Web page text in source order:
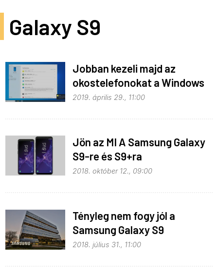
Galaxy S9
Jobban kezeli majd az
okostelefonokat a Windows
10
2019. április 29., 11:00
Jön az MI A Samsung Galaxy
S9-re és S9+ra
2018. október 12., 09:00
Tényleg nem fogy jól a
Samsung Galaxy S9
2018. július 31., 11:00